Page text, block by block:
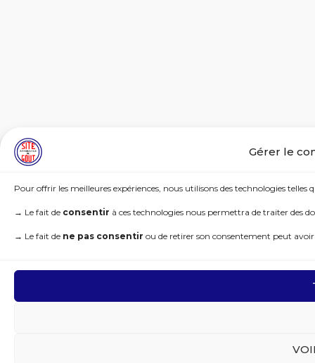
Gérer le
Pour offrir les meilleures expériences, nous utilisons des technologies telles
→ Le fait de consentir à ces technologies nous permettra de traiter des
→ Le fait de ne pas consentir ou de retirer son consentement peut